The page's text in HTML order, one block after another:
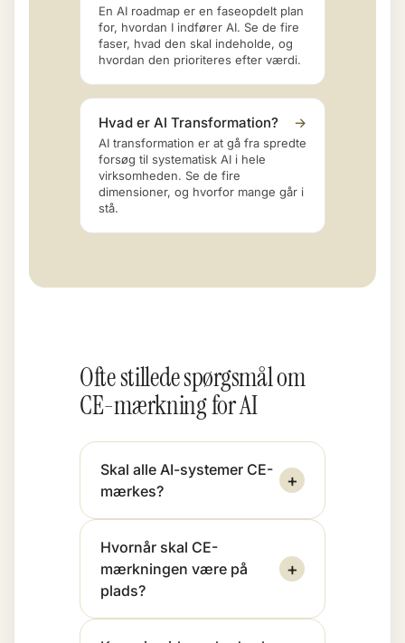
En AI roadmap er en faseopdelt plan
for, hvordan I indfører AI. Se de fire
faser, hvad den skal indeholde, og
hvordan den prioriteres efter værdi.
Hvad er AI Transformation? →
AI transformation er at gå fra spredte
forsøg til systematisk AI i hele
virksomheden. Se de fire
dimensioner, og hvorfor mange går i
stå.
Ofte stillede spørgsmål om
CE-mærkning for AI
Skal alle AI-systemer CE-
mærkes?
+
Hvornår skal CE-
mærkningen være på
plads?
+